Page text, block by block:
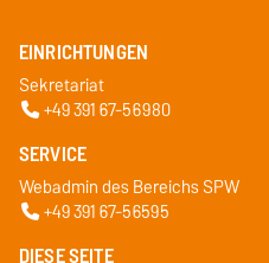
EINRICHTUNGEN
Sekretariat
+49 391 67-56980
SERVICE
Webadmin des Bereichs SPW
+49 391 67-56595
DIESE SEITE